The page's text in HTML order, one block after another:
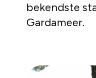
bekendste
Gardameer.